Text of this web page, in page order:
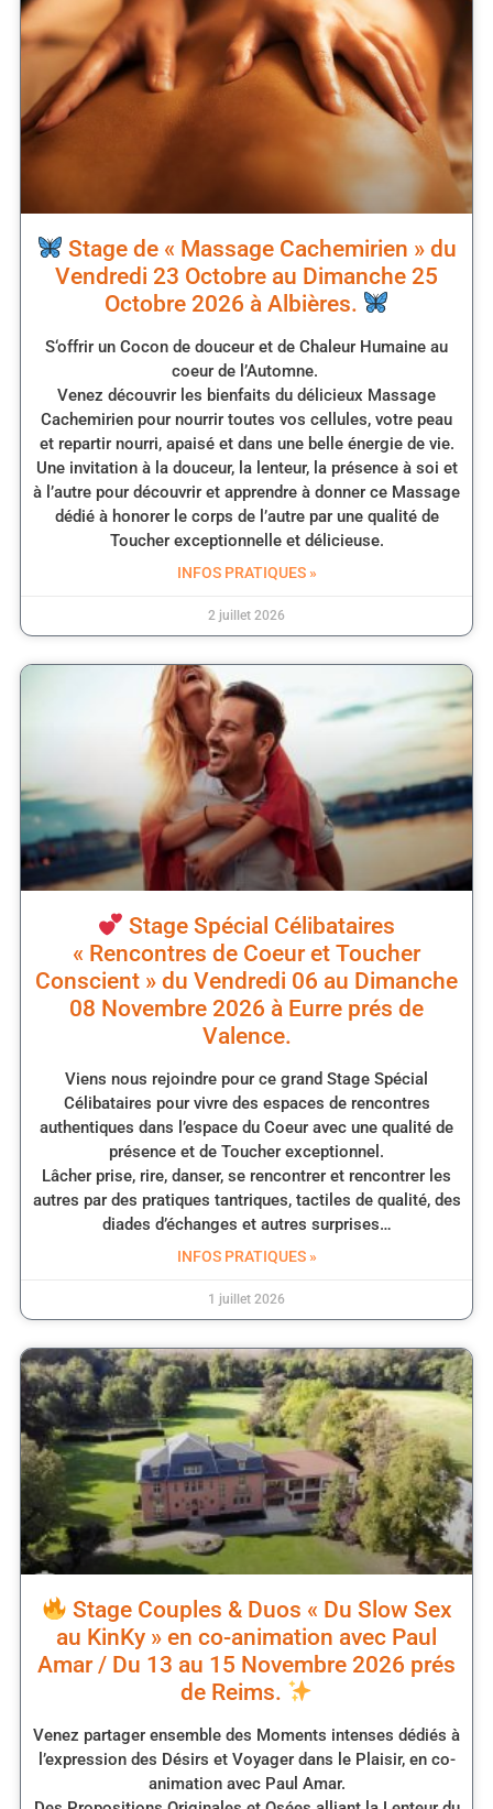
Stage de « Massage Cachemirien » du
Vendredi 23 Octobre au Dimanche 25
Octobre 2026 à Albières.
S‘offrir un Cocon de douceur et de Chaleur Humaine au
coeur de l’Automne.
Venez découvrir les bienfaits du délicieux Massage
Cachemirien pour nourrir toutes vos cellules, votre peau
et repartir nourri, apaisé et dans une belle énergie de vie.
Une invitation à la douceur, la lenteur, la présence à soi et
à l’autre pour découvrir et apprendre à donner ce Massage
dédié à honorer le corps de l’autre par une qualité de
Toucher exceptionnelle et délicieuse.
INFOS PRATIQUES »
2 juillet 2026
Stage Spécial Célibataires
« Rencontres de Coeur et Toucher
Conscient » du Vendredi 06 au Dimanche
08 Novembre 2026 à Eurre prés de
Valence.
Viens nous rejoindre pour ce grand Stage Spécial
Célibataires pour vivre des espaces de rencontres
authentiques dans l’espace du Coeur avec une qualité de
présence et de Toucher exceptionnel.
Lâcher prise, rire, danser, se rencontrer et rencontrer les
autres par des pratiques tantriques, tactiles de qualité, des
diades d’échanges et autres surprises…
INFOS PRATIQUES »
1 juillet 2026
Stage Couples & Duos « Du Slow Sex
au KinKy » en co-animation avec Paul
Amar / Du 13 au 15 Novembre 2026 prés
de Reims.
Venez partager ensemble des Moments intenses dédiés à
l’expression des Désirs et Voyager dans le Plaisir, en co-
animation avec Paul Amar.